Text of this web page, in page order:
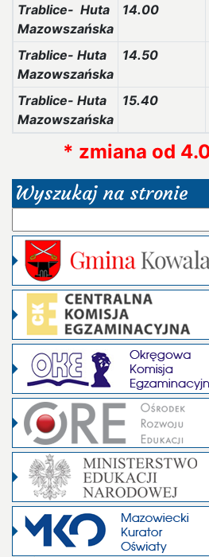
Trablice- Huta
Mazowszańska
14.00
Trablice- Huta
Mazowszańska
14.50
Trablice- Huta
Mazowszańska
15.40
* zmiana od
Wyszukaj na stronie